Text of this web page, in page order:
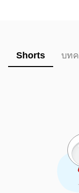
Shorts บท